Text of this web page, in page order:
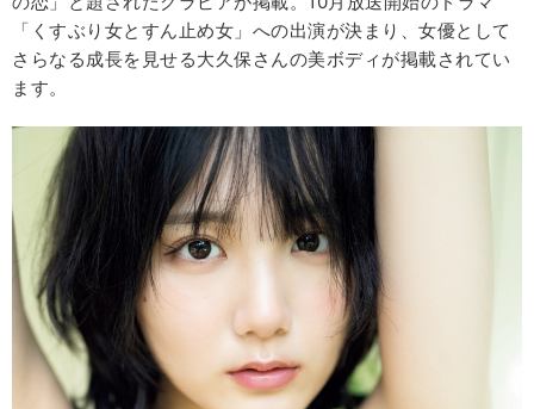
「くすぶり女とすん止め女」への出演が決まり、女優として
さらなる成長を見せる大久保さんの美ボディが掲載されてい
ます。